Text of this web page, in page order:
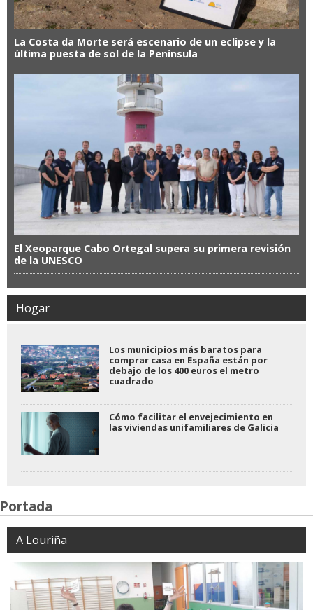
La Costa da Morte será escenario de un eclipse y la
última puesta de sol de la Península
El Xeoparque Cabo Ortegal supera su primera revisión
de la UNESCO
Hogar
Los municipios más baratos para
comprar casa en España están por
debajo de los 400 euros el metro
cuadrado
Cómo facilitar el envejecimiento en
las viviendas unifamiliares de Galicia
Portada
A Louriña